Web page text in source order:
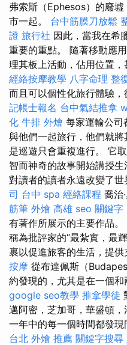
弗索斯（Ephesos）的廢
市一起。 台中筋膜刀放鬆
證 旅行社 因此，當我在希
重要的重點。 隨著移動應
理其板上活動，佔用位置，
經絡按摩教學 八字命理 整
而且可以個性化旅行體驗，
記帳士報名 台中氣結推拿
化 牛排 外燴 每家運輸公司
與他們一起旅行，他們就
是巡遊只會重複進行。 它
智而神奇的故事開始講授
對讀者的讀者永遠改變了世
司 台中 spa 經絡課程 喬治
筋筆 外燴 高雄 seo 關鍵字
有著作所展示的主要作品。
稱為批評家的“最紮實，最
裹以促進旅客的生活，提供
按摩 從布達佩斯（
約發現的，尤其是在一個和
google seo教學 推拿學徒
邁阿密，芝加哥，華盛頓
一年中的每一個時間都發現
台北 外燴 推薦 關鍵字搜尋